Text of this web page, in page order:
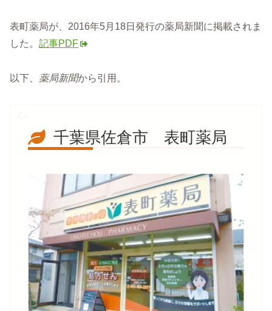
表町薬局が、2016年5月18日発行の薬局新聞に掲載されま
した。 記事PDF
以下、 薬局新聞から引用。
千葉県佐倉市 表町薬局